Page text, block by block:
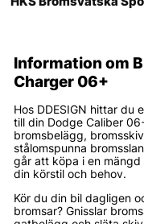
Information om
Charger 06+
Hos DDESIGN hittar du
till din Dodge Caliber
bromsbelägg,
stålomspunna
går att köpa i en
din körstil och behov.
Kör du din bil dagligen
bromsar? Gnisslar